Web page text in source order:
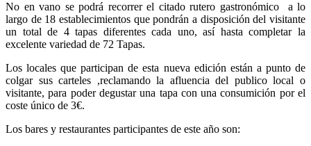
No en vano se podrá recorrer el citado rutero gastronómico a lo
largo de 18 establecimientos que pondrán a disposición del visitante
un total de 4 tapas diferentes cada uno, así hasta completar la
excelente variedad de 72 Tapas.
Los locales que participan de esta nueva edición están a punto de
colgar sus carteles ,reclamando la afluencia del publico local o
visitante, para poder degustar una tapa con una consumición por el
coste único de 3€.
Los bares y restaurantes participantes de este año son: